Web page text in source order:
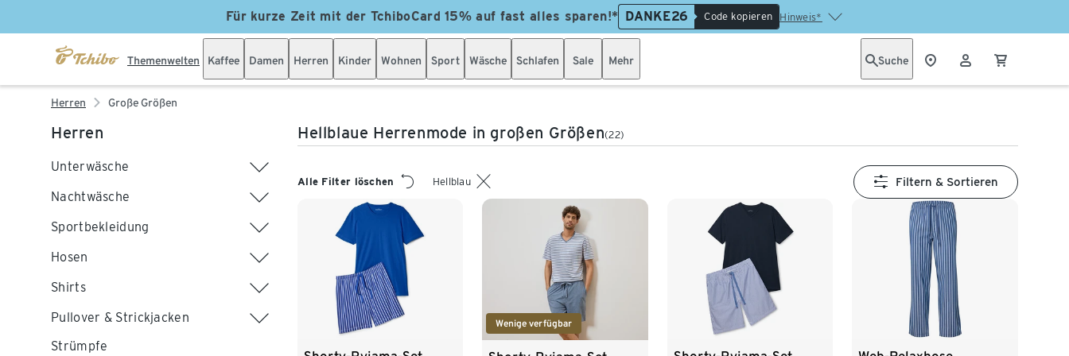
Für kurze Zeit mit der TchiboCard 15% auf fast alles sparen!* DANKE26 Code kopieren Hinweis*
Themenwelten Kaffee Damen Herren Kinder Wohnen Sport Wäsche Schlafen Sale Mehr Suche
Herren Große Größen
Herren
Unterwäsche
Nachtwäsche
Sportbekleidung
Hosen
Shirts
Pullover & Strickjacken
Strümpfe
Hellblaue Herrenmode in großen Größen(22)
Alle Filter löschen Hellblau Filtern & Sortieren
Wenige verfügbar